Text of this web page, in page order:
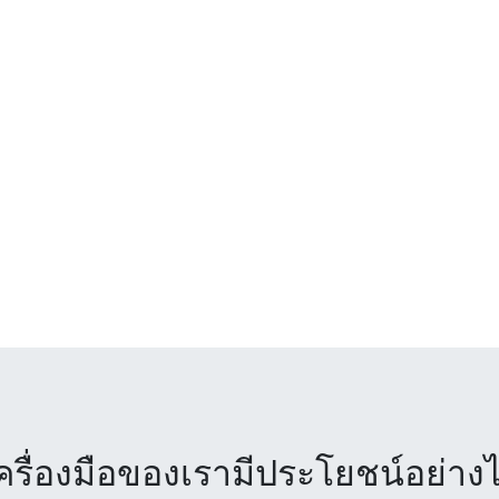
รื่องมือของเรามีประโยชน์อย่าง